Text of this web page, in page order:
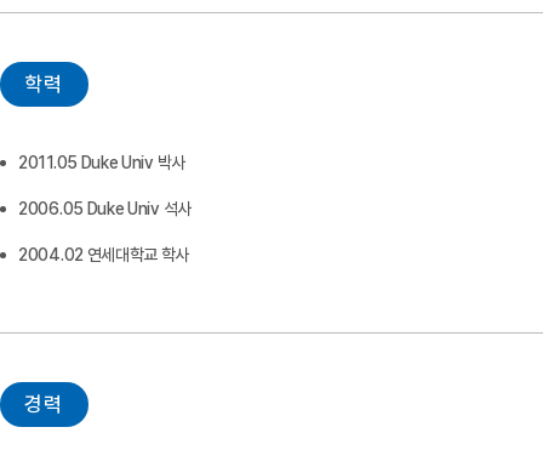
학력
2011.05 Duke Univ 박사
2006.05 Duke Univ 석사
2004.02 연세대학교 학사
경력